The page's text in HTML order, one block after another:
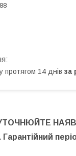
протягом 14 днів за